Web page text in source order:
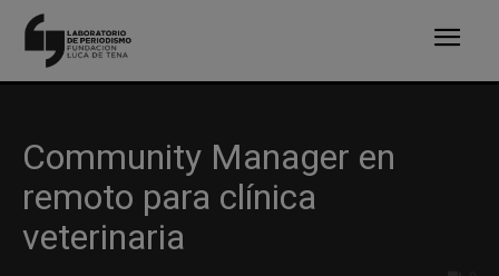
Community Manager en
remoto para clínica
veterinaria